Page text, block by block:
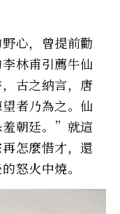
心，曾提前勸
林甫引薦牛仙
古之納言，唐
者乃為之。仙
羞朝廷。”就這
怎麼惜才，還
怒火中燒。